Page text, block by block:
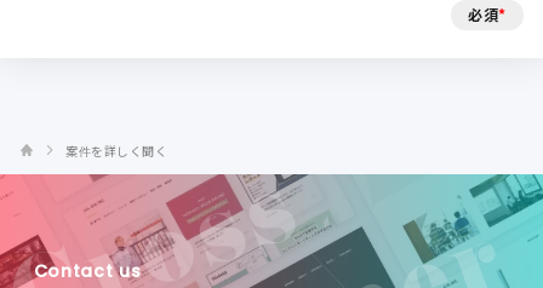
必須*
案件を詳しく聞く
Contact us